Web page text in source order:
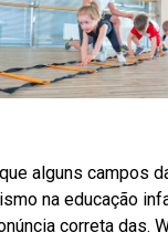
alguns campos
na educação
correta das.